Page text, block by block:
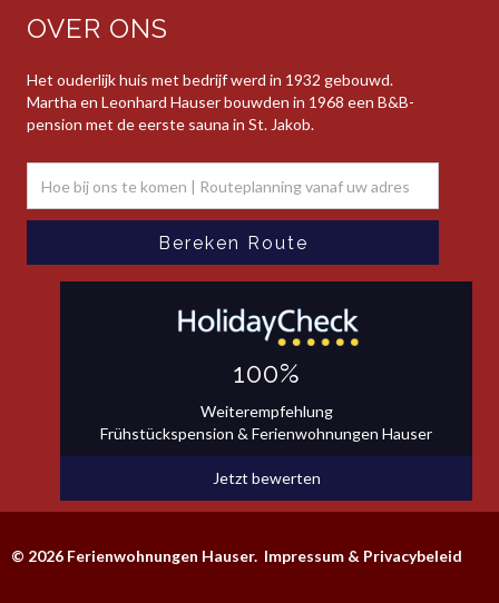
OVER ONS
Het ouderlijk huis met bedrijf werd in 1932 gebouwd.
Martha en Leonhard Hauser bouwden in 1968 een B&B-
pension met de eerste sauna in St. Jakob.
100%
Weiterempfehlung
Frühstückspension & Ferienwohnungen Hauser
Jetzt bewerten
© 2026 Ferienwohnungen Hauser. Impressum & Privacybeleid